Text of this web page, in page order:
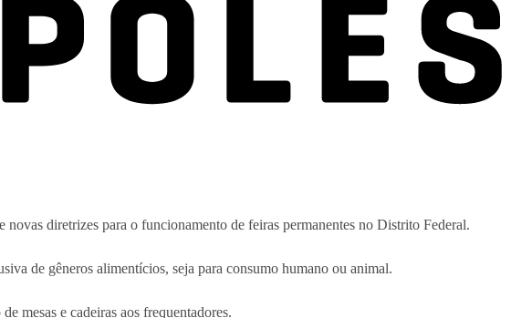
novas diretrizes para o funcionamento de feiras permanentes no Distrito Federal.
de gêneros alimentícios, seja para consumo humano ou animal.
mesas e cadeiras aos frequentadores.